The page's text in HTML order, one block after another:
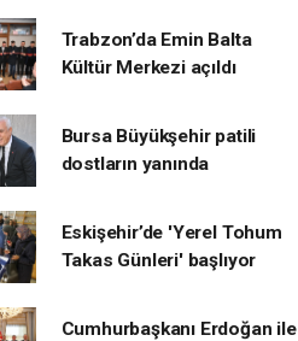
Trabzon’da Emin Balta
Kültür Merkezi açıldı
Bursa Büyükşehir patili
dostların yanında
Eskişehir’de 'Yerel Tohum
Takas Günleri' başlıyor
Cumhurbaşkanı Erdoğan ile